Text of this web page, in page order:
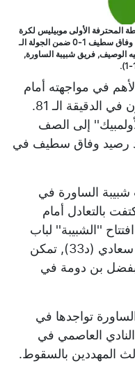
المحترفة الأولى موبيليس لكرة
القدم, بعد فوزه ''الصعب'', اليوم السبت أمام ضيفه وفاق سطيف 1-0 ضمن الجولة الـ
الوصيف, فريق شبيبة الساورة,
في مواجهته أمام
وفاق سطيف بهدف اللاعب حمرون في الدقيقة الـ 81.
إلى الصف
بينما تجمد رصيد وفاق سطيف في
الساورة في
بالتعادل أمام
(1-1). ورغم افتتاح ''الشبيبة'' لباب
التسجيل في الدقيقة, عبر اللاعب سعادي (د33), تمكن
بفضل بن دومة في
تواجدها في
النادي العاصمي في